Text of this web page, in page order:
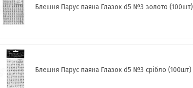
Блешня Парус паяна Глазок d5 №3 золото (100шт)
Блешня Парус паяна Глазок d5 №3 срібло (100шт)